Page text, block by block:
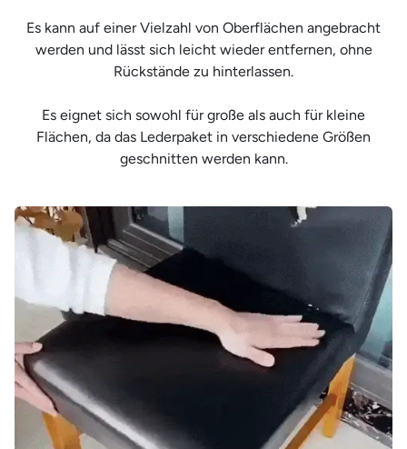
Es kann auf einer Vielzahl von Oberflächen angebracht
werden und lässt sich leicht wieder entfernen, ohne
Rückstände zu hinterlassen.
Es eignet sich sowohl für große als auch für kleine
Flächen, da das Lederpaket in verschiedene Größen
geschnitten werden kann.